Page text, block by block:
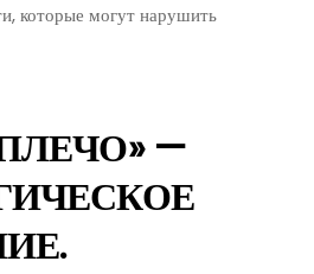
которые могут нарушить
—